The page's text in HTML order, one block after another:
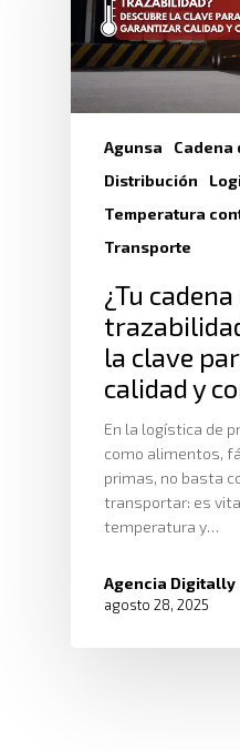
Agunsa
Cadena
Distribución
Temperatura
Transporte
¿Tu
la clave
calidad y
En la logística de
como alimentos,
primas, no basta
transportar: es
temperatura y…
Agencia Digitally
agosto 28, 2025